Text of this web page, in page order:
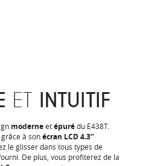
ET INTUITIF
moderneetépurédu E438T.
grâce à sonécran LCD 4.3’’
le glisser dans tous types de
De plus, vous profiterez de la